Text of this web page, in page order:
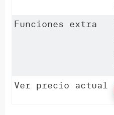
Funciones extra
Ver precio actual